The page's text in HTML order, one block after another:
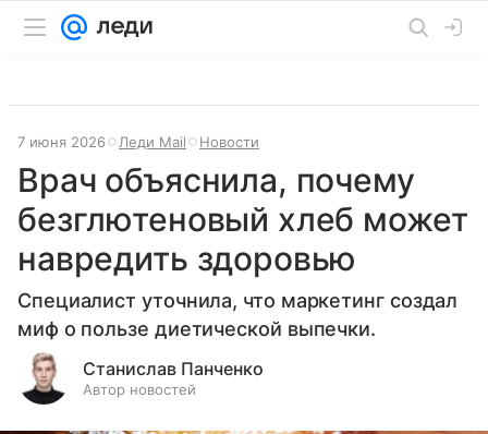
7 июня 2026 Леди Mail Новости
Врач объяснила, почему
безглютеновый хлеб может
навредить здоровью
Специалист уточнила, что маркетинг создал
миф о пользе диетической выпечки.
Станислав Панченко
Автор новостей